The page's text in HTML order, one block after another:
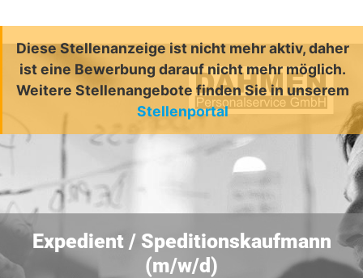
Diese Stellenanzeige ist nicht mehr aktiv, daher
ist eine Bewerbung darauf nicht mehr möglich.
Weitere Stellenangebote finden Sie in unserem
Stellenportal
Expedient / Speditionskaufmann
(m/w/d)